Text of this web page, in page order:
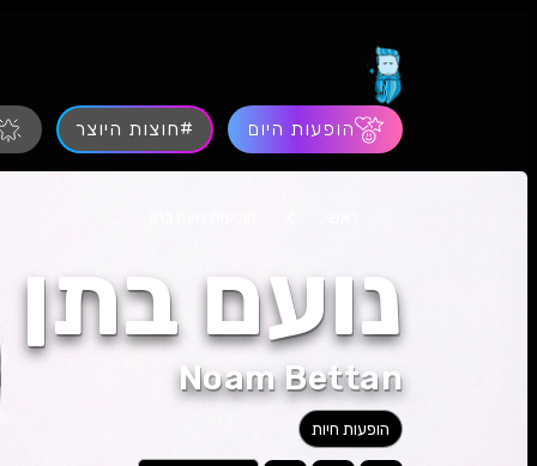
הופעות היום #חוצות היוצר
נועם בתן
Noam Bettan
הופעות חיות